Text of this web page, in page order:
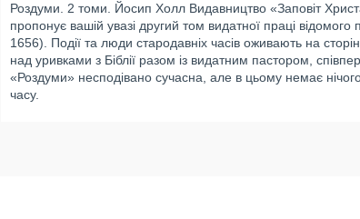
Роздуми. 2 томи. Йосип Холл Видавництво «Заповіт
пропонує вашій увазі другий том видатної праці
1656). Події та люди стародавніх часів оживають на
над уривками з Біблії разом із видатним пастором,
«Роздуми» несподівано сучасна, але в цьому немає
часу.